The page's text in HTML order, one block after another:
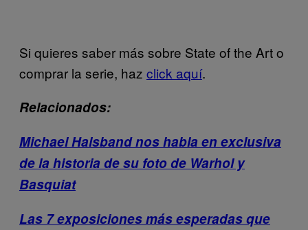
Si quieres saber más sobre State of the Art o
comprar la serie, haz click aquí.
Relacionados:
Michael Halsband nos habla en exclusiva
de la historia de su foto de Warhol y
Basquiat
Las 7 exposiciones más esperadas que